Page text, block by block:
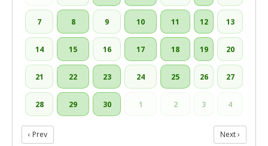
7 8 9 10 11 12 13
14 15 16 17 18 19 20
21 22 23 24 25 26 27
28 29 30 1 2 3 4
‹ Prev Next ›